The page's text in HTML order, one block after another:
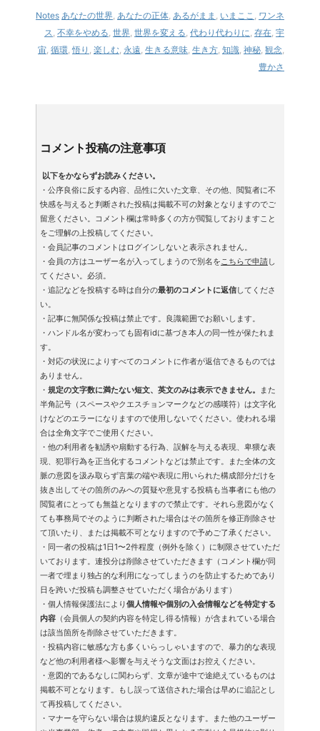
Notes あなたの世界, あなたの正体, あるがまま , いまここ , ワンネ
ス, 不幸をやめる, 世界, 世界を変える, 代わり代わりに, 存在, 宇
宙, 循環,悟り , 楽しむ, 永遠, 生きる意味, 生き方, 知識, 神秘, 観念,
豊かさ
コメント投稿の注意事項
以下をかならずお読みください。
・公序良俗に反する内容、品性に欠いた文章、その他、閲覧者に不
快感を与えると判断された投稿は掲載不可の対象となりますのでご
留意ください。コメント欄は常時多くの方が閲覧しておりますこと
をご理解の上投稿してください。
・会員記事のコメントはログインしないと表示されません。
・会員の方はユーザー名が入ってしまうので別名をこちらで申請し
てください。必須。
・追記などを投稿する時は自分の最初のコメントに返信してくださ
い。
・記事に無関係な投稿は禁止です。良識範囲でお願いします。
・ハンドル名が変わっても固有idに基づき本人の同一性が保たれま
す。
・対応の状況によりすべてのコメントに作者が返信できるものでは
ありません。
・ 規定の文字数に満たない短文、英文のみは表示できません。
また
半角記号（スペースやクエスチョンマークなどの感嘆符）は文字化
けなどのエラーになりますので使用しないでください。使われる場
合は全角文字でご使用ください。
・他の利用者を勧誘や扇動する行為、誤解を与える表現、卑猥な表
現、犯罪行為を正当化するコメントなどは禁止です。また全体の文
脈の意図を汲み取らず言葉の端や表現に用いられた構成部分だけを
抜き出してその箇所のみへの質疑や意見する投稿も当事者にも他の
閲覧者にとっても無益となりますので禁止です。それら意図がなく
ても事務局でそのように判断された場合はその箇所を修正削除させ
て頂いたり、または掲載不可となりますので予めご了承ください。
・同一者の投稿は1日1〜2件程度（例外を除く）に制限させていただ
いております。連投分は削除させていただきます（コメント欄が同
一者で埋まり独占的な利用になってしまうのを防止するためであり
日を跨いだ投稿も調整させていただく場合があります）
・個人情報保護法により個人情報や個別の入会情報などを特定する
内容 （会員個人の契約内容を特定し得る情報）が含まれている場合
は該当箇所を削除させていただきます。
・投稿内容に敏感な方も多くいらっしゃいますので、暴力的な表現
など他の利用者様へ影響を与えそうな文面はお控えください。
・意図的であるなしに関わらず、文章が途中で途絶えているものは
掲載不可となります。もし誤って送信された場合は早めに追記とし
て再投稿してください。
・マナーを守らない場合は規約違反となります。また他のユーザー